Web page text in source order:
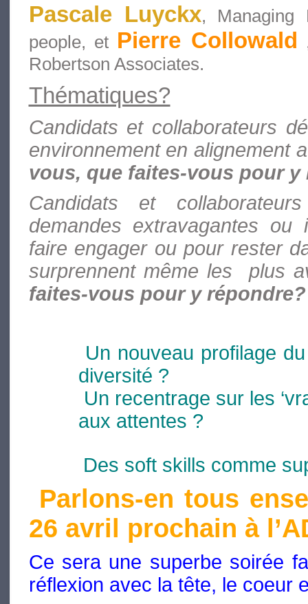
Pascale Luyckx, Managing
people, et Pierre Collowald
Robertson Associates.
Thématiques?
Candidats et collaborateurs
environnement en alignement
vous, que faites-vous pour y
Candidats et
demandes extravagantes ou
faire engager ou pour rester
surprennent même les plus
faites-vous pour y répondre?
Un nouveau profilage
diversité ?
Un recentrage sur les
aux attentes ?
Des soft skills comme
Parlons-en tous
26 avril prochain à
Ce sera une superbe soirée
réflexion avec la tête, le coeur